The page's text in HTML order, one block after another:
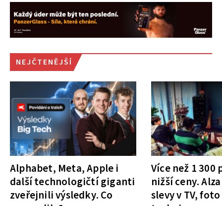
NEJČTENĚJŠÍ
Alphabet, Meta, Apple i
další technologičtí giganti
zveřejnili výsledky. Co
Více než 1
nižší ceny.
slevy v TV,